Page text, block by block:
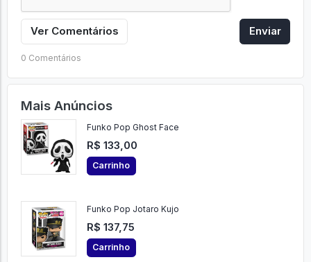
Ver Comentários Enviar
0 Comentários
Mais Anúncios
Funko Pop Ghost Face
R$ 133,00
Carrinho
Funko Pop Jotaro Kujo
R$ 137,75
Carrinho